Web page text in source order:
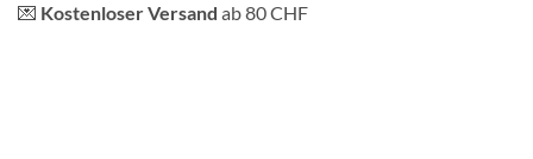
💌 Kostenloser Versand ab 80 CHF